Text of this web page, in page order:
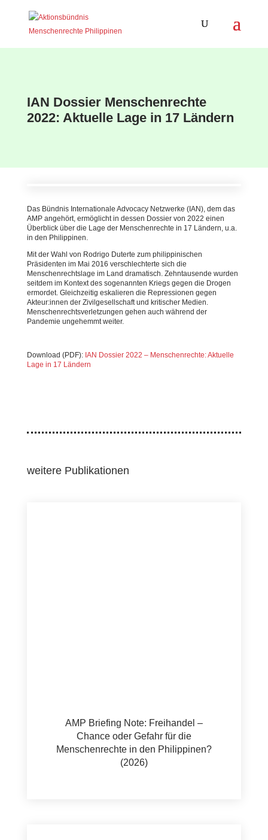
IAN Dossier Menschenrechte
2022: Aktuelle Lage in 17 Ländern
Das Bündnis Internationale Advocacy Netzwerke (IAN), dem das
AMP angehört, ermöglicht in dessen Dossier von 2022 einen
Überblick über die Lage der Menschenrechte in 17 Ländern, u.a.
in den Philippinen.
Mit der Wahl von Rodrigo Duterte zum philippinischen
Präsidenten im Mai 2016 verschlechterte sich die
Menschenrechtslage im Land dramatisch. Zehntausende wurden
seitdem im Kontext des sogenannten Kriegs gegen die Drogen
ermordet. Gleichzeitig eskalieren die Repressionen gegen
Akteur:innen der Zivilgesellschaft und kritischer Medien.
Menschenrechtsverletzungen gehen auch während der
Pandemie ungehemmt weiter.
Download (PDF):IAN Dossier 2022 – Menschenrechte: Aktuelle
Lage in 17 Ländern
weitere Publikationen
AMP Briefing Note: Freihandel –
Chance oder Gefahr für die
Menschenrechte in den Philippinen?
(2026)